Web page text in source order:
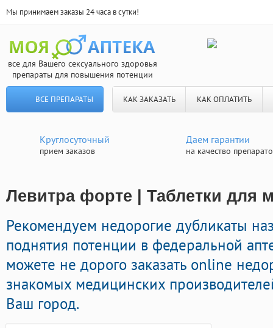
Мы принимаем заказы 24 часа в сутки!
все для Вашего сексуального здоровья
препараты для повышения потенции
ВСЕ ПРЕПАРАТЫ КАК ЗАКАЗАТЬ КАК ОПЛАТИТЬ
Круглосуточный
прием заказов
Даем гарантии
на качество
Левитра форте | Таблетки для
Рекомендуем недорогие дубликаты
поднятия потенции в федеральной
можете не дорого заказать online
знакомых медицинских
Ваш город.